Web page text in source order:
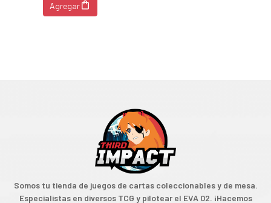
Agregar
Somos tu tienda de juegos de cartas coleccionables y de mesa.
Especialistas en diversos TCG y pilotear el EVA 02. ¡Hacemos